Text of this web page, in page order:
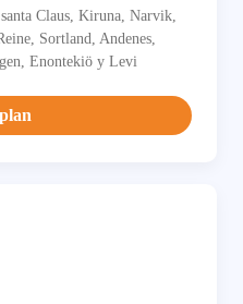
Claus, Kiruna, Narvik,
Sortland, Andenes,
Enontekiö y Levi